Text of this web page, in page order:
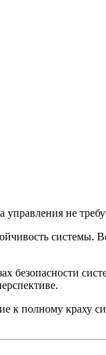
не
системы.
безопасности
к полному краху